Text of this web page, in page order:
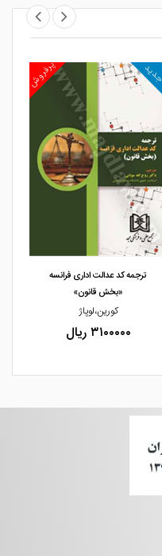
مشاهده و خرید
پرفروش جدید
ترجمه کد عدالت اداری فرانسه
«بخش قانون»
کورین،لوپاژ
۳۱۰۰۰۰۰ ریال